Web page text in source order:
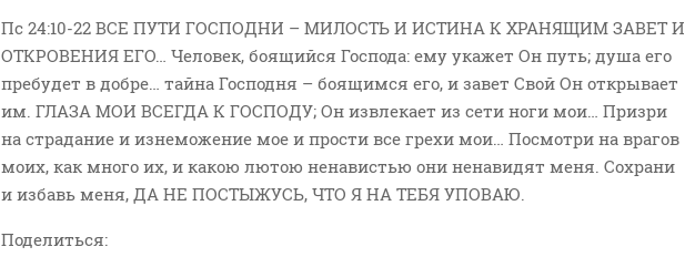
Пс 24:10-22 ВСЕ ПУТИ ГОСПОДНИ – МИЛОСТЬ И ИСТИНА К ХРАНЯЩИМ ЗАВЕТ И
ОТКРОВЕНИЯ ЕГО… Человек, боящийся Господа: ему укажет Он путь; душа его
пребудет в добре… тайна Господня – боящимся его, и завет Свой Он открывает
им. ГЛАЗА МОИ ВСЕГДА К ГОСПОДУ; Он извлекает из сети ноги мои… Призри
на страдание и изнеможение мое и прости все грехи мои… Посмотри на врагов
моих, как много их, и какою лютою ненавистью они ненавидят меня. Сохрани
и избавь меня, ДА НЕ ПОСТЫЖУСЬ, ЧТО Я НА ТЕБЯ УПОВАЮ.
Поделиться: